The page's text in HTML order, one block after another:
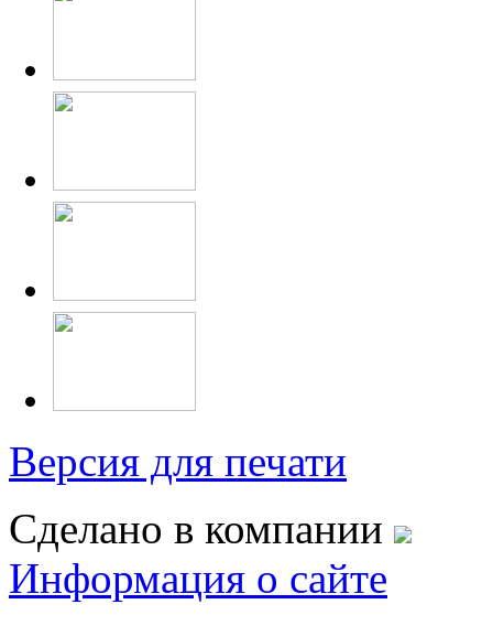
Версия для печати
Сделано в компании
Информация о сайте